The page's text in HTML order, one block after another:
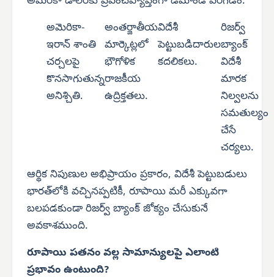
అమెరికా-
ఇరాన్ శాంతి
చర్చలపై
కొనసాగుతున్న
అనిశ్చితి.
అంతర్జాతీయ
మార్కెట్లలో
భౌగోళిక
రాజకీయ
ఉద్రిక్తతలు.
విదేశీ
పెట్టుబడిదారుల
కదలికలు.
రిజర్వ్
బ్యాంక్
విదేశీ
మారక
నిల్వలను
సమతుల్యం
చేసే
చర్యలు.
ఆర్థిక నిపుణుల అభిప్రాయం ప్రకారం, విదేశీ పెట్టుబడులు
భారత్‌లోకి వచ్చినప్పటికీ, రూపాయి మరీ ఎక్కువగా
బలపడకుండా రిజర్వ్ బ్యాంక్ జోక్యం చేసుకునే
అవకాశముంది.
రూపాయి పతనం వల్ల సామాన్యులపై ఎలాంటి
ప్రభావం ఉంటుంది?